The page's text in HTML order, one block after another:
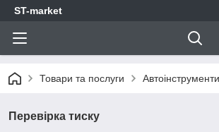
ST-market
Товари та послуги Автоінструменти
Перевірка тиску